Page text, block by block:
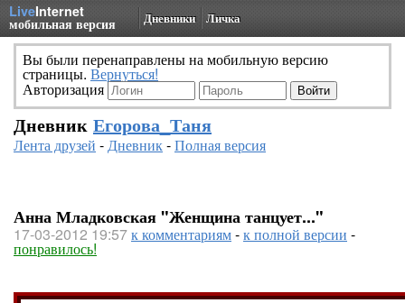
LiveInternet
мобильная версия Дневники Личка
Вы были перенаправлены на мобильную версию
страницы. Вернуться!
Авторизация
Дневник Егорова_Таня
Лента друзей -Дневник-Полная версия
Анна Младковская "Женщина танцует..."
17-03-2012 19:57к комментариям-к полной версии -
понравилось!